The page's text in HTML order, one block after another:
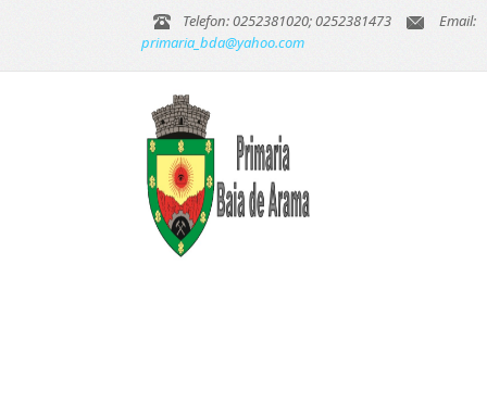
Telefon: 0252381020; 0252381473
Email:
primaria_bda@yahoo.com